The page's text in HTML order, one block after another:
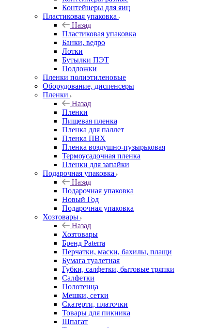
Контейнеры для яиц
Пластиковая упаковка
Назад
Пластиковая упаковка
Банки, ведро
Лотки
Бутылки ПЭТ
Подложки
Пленки полиэтиленовые
Оборудование, диспенсеры
Пленки
Назад
Пленки
Пищевая пленка
Пленка для паллет
Пленка ПВХ
Пленка воздушно-пузырьковая
Термоусадочная пленка
Пленки для запайки
Подарочная упаковка
Назад
Подарочная упаковка
Новый Год
Подарочная упаковка
Хозтовары
Назад
Хозтовары
Бренд Paterra
Перчатки, маски, бахилы, плащи
Бумага туалетная
Губки, салфетки, бытовые тряпки
Салфетки
Полотенца
Мешки, сетки
Скатерти, платочки
Товары для пикника
Шпагат